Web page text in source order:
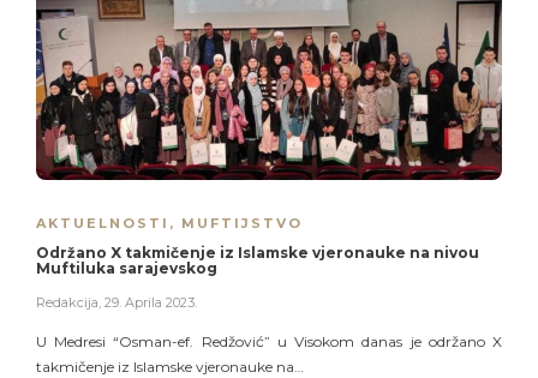
AKTUELNOSTI , MUFTIJSTVO
Održano X takmičenje iz Islamske vjeronauke na nivou
Muftiluka sarajevskog
Redakcija, 29. Aprila 2023.
U Medresi “Osman-ef. Redžović” u Visokom danas je održano X
takmičenje iz Islamske vjeronauke na…